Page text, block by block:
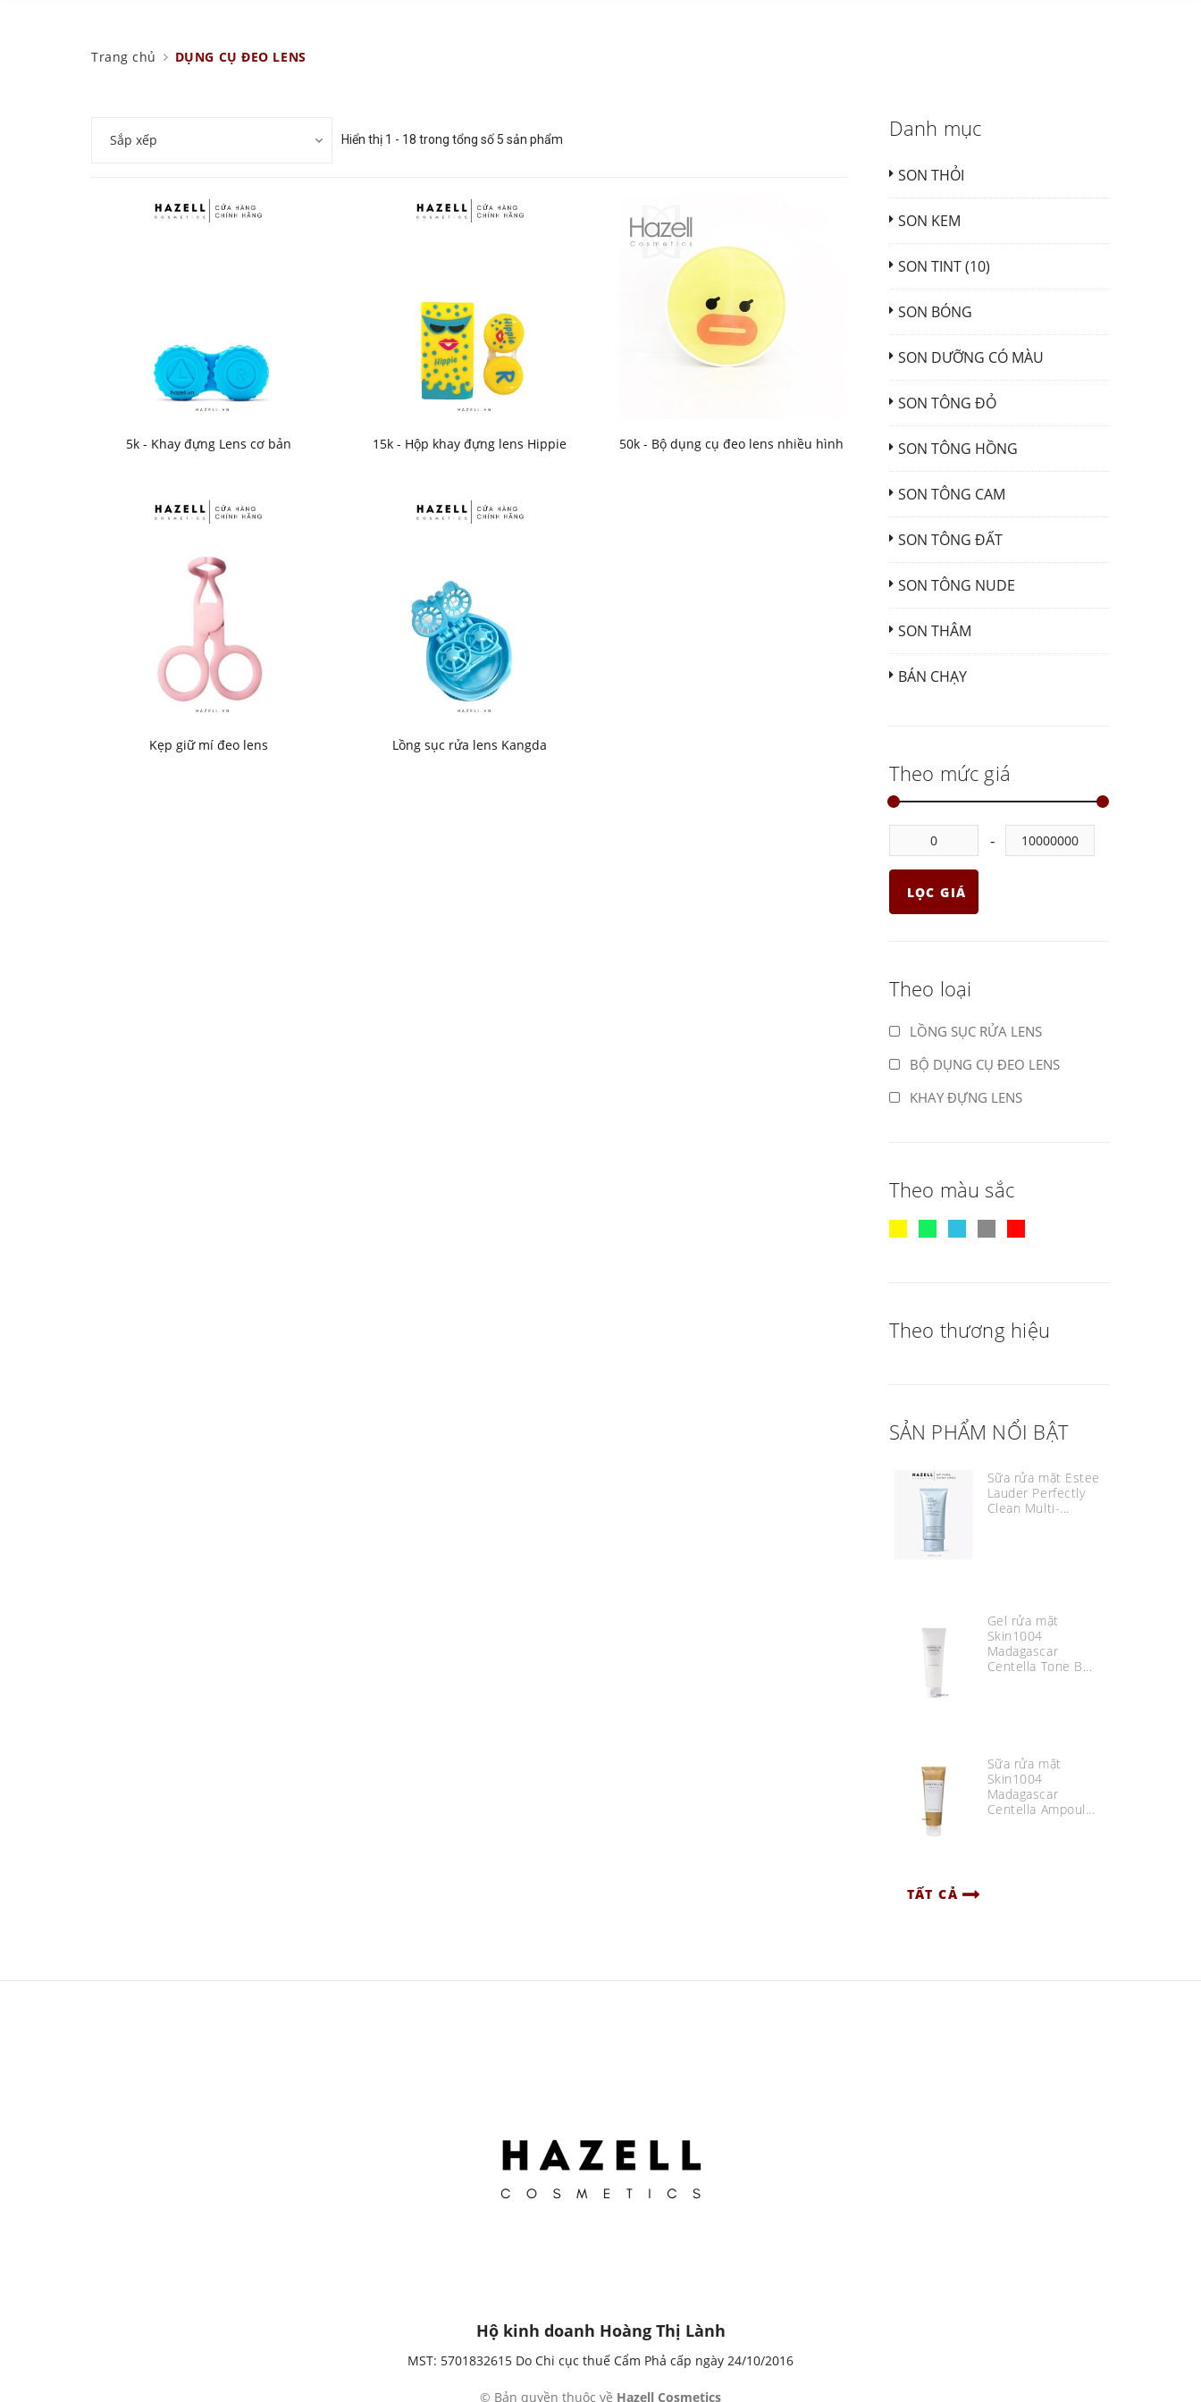
Trang chủ DỤNG CỤ ĐEO LENS
Sắp xếp Hiển thị 1 - 18 trong tổng số 5 sản phẩm
5k - Khay đựng Lens cơ bản 15k - Hộp khay đựng lens Hippie 50k - Bộ dụng cụ đeo lens nhiều hình
Kẹp giữ mí đeo lens Lồng sục rửa lens Kangda
Danh mục
SON THỎI
SON KEM
SON TINT (10)
SON BÓNG
SON DƯỠNG CÓ MÀU
SON TÔNG ĐỎ
SON TÔNG HỒNG
SON TÔNG CAM
SON TÔNG ĐẤT
SON TÔNG NUDE
SON THÂM
BÁN CHẠY
Theo mức giá
LỌC GIÁ
Theo loại
LỒNG SỤC RỬA LENS
BỘ DỤNG CỤ ĐEO LENS
KHAY ĐỰNG LENS
Theo màu sắc
Theo thương hiệu
SẢN PHẨM NỔI BẬT
Sữa rửa mặt Estee
Lauder Perfectly
Clean Multi-...
Gel rửa mặt
Skin1004
Madagascar
Centella Tone B...
Sữa rửa mặt
Skin1004
Madagascar
Centella Ampoul...
TẤT CẢ
Hộ kinh doanh Hoàng Thị Lành
MST: 5701832615 Do Chi cục thuế Cẩm Phả cấp ngày 24/10/2016
© Bản quyền thuộc về Hazell Cosmetics